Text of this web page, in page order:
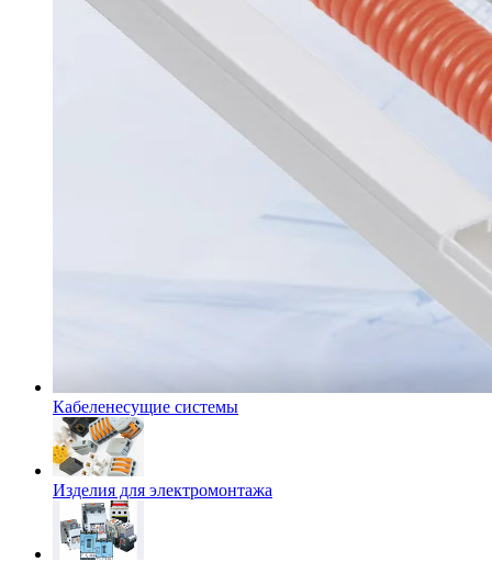
Кабеленесущие системы
Изделия для электромонтажа